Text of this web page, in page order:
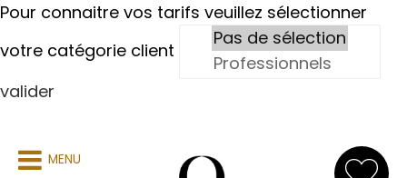
Pour connaitre vos tarifs veuillez sélectionner
votre catégorie client
valider
MENU